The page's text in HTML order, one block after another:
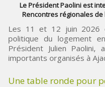
Le Président Paolini est
Rencontres régionales
Les 11 et 12 juin 2026 ont marqué une étape dans la
politique du logement
Président Julien
importants organisés à
Une table ronde pour